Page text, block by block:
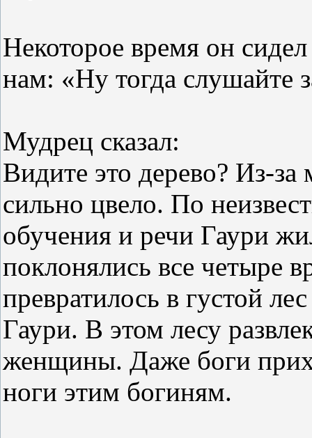
Некоторое время он
нам: «Ну тогда слушайте
Мудрец сказал:
Видите это дерево? Из-за
сильно цвело. По
обучения и речи Гаури
поклонялись все четыре
превратилось в густой
Гаури. В этом лесу
женщины. Даже боги
ноги этим богиням.